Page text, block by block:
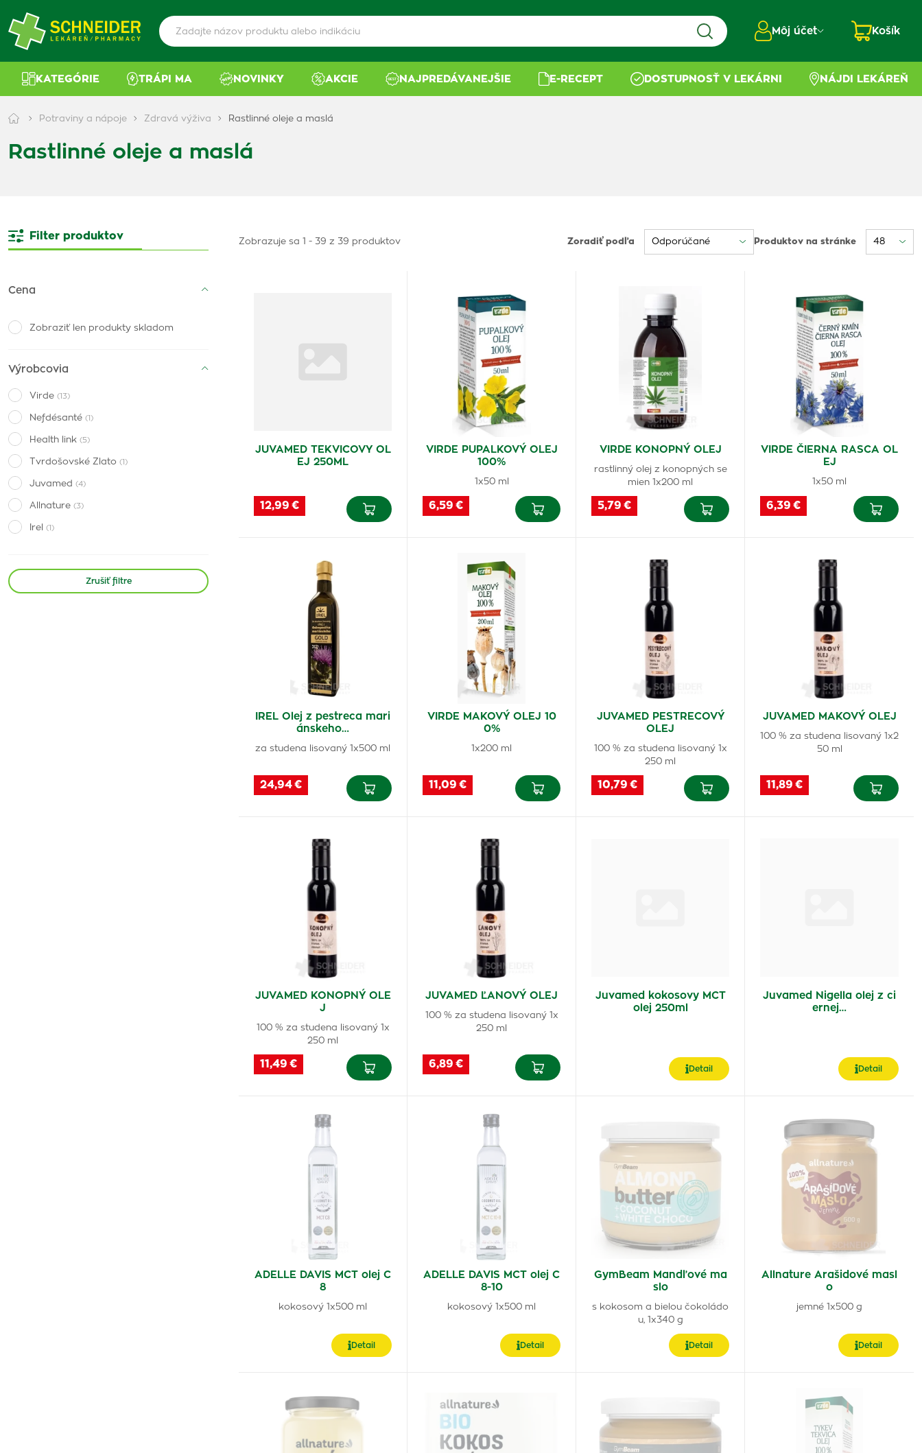
Môj účet Košík
KATEGÓRIE TRÁPI MA NOVINKY AKCIE NAJPREDÁVANEJŠIE E-RECEPT DOSTUPNOSŤ V LEKÁRNI NÁJDI LEKÁREŇ
Potraviny a nápoje Zdravá výživa Rastlinné oleje a maslá
Rastlinné oleje a maslá
Filter produktov
Cena
Zobraziť len produkty skladom
Výrobcovia
Virde (13)
Nefdésanté (1)
Health link (5)
Tvrdošovské Zlato (1)
Juvamed (4)
Allnature (3)
Irel (1)
Zrušiť filtre
Zobrazuje sa 1 - 39 z 39 produktov Zoradiť podľa Produktov na stránke
JUVAMED TEKVICOVY OL
EJ 250ML
12,99 €
VIRDE PUPALKOVÝ OLEJ
100%
1x50 ml
6,59 €
VIRDE KONOPNÝ OLEJ
rastlinný olej z konopných se
mien 1x200 ml
5,79 €
VIRDE ČIERNA RASCA OL
EJ
1x50 ml
6,39 €
IREL Olej z pestreca mari
ánskeho…
za studena lisovaný 1x500 ml
24,94 €
VIRDE MAKOVÝ OLEJ 10
0%
1x200 ml
11,09 €
JUVAMED PESTRECOVÝ
OLEJ
100 % za studena lisovaný 1x
250 ml
10,79 €
JUVAMED MAKOVÝ OLEJ
100 % za studena lisovaný 1x2
50 ml
11,89 €
JUVAMED KONOPNÝ OLE
J
100 % za studena lisovaný 1x
250 ml
11,49 €
JUVAMED ĽANOVÝ OLEJ
100 % za studena lisovaný 1x
250 ml
6,89 €
Juvamed kokosovy MCT
olej 250ml
Detail
Juvamed Nigella olej z ci
ernej…
Detail
ADELLE DAVIS MCT olej C
8
kokosový 1x500 ml
Detail
ADELLE DAVIS MCT olej C
8-10
kokosový 1x500 ml
Detail
GymBeam Mandľové ma
slo
s kokosom a bielou čokoládo
u, 1x340 g
Detail
Allnature Arašidové masl
o
jemné 1x500 g
Detail